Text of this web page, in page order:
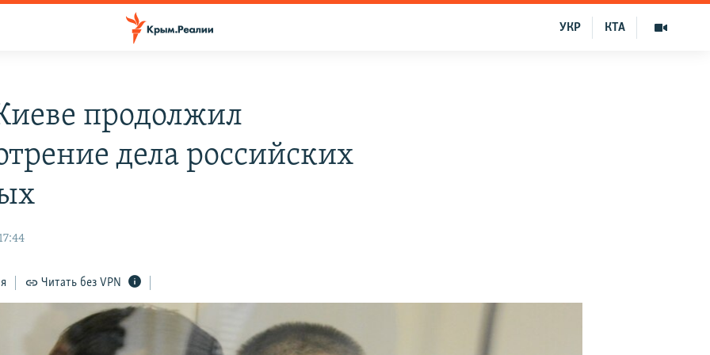
КТА
УКР
продолжил
дела российских
Читать без VPN